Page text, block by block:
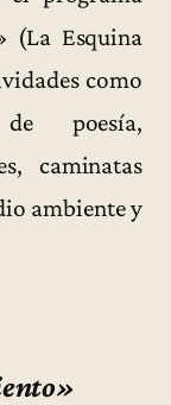
(La Esquina
como
de poesía,
caminatas
ambiente y